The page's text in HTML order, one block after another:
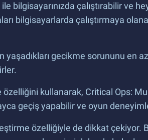
bilgisayarınızda çalıştırabilir
bilgisayarlarda çalıştırmaya
yaşadıkları gecikme sorununu
özelliğini kullanarak, Critical Ops:
geçiş yapabilir ve oyun
özelliğiyle de dikkat